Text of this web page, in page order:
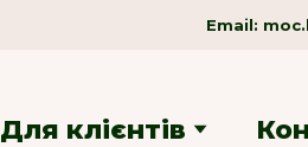
Email:
Для клієнтів